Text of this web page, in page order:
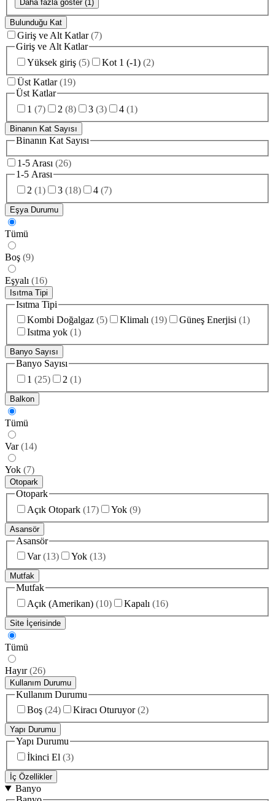
Daha fazla göster (1)
Bulunduğu Kat
Giriş ve Alt Katlar (7)
Giriş ve Alt Katlar
Yüksek giriş (5) Kot 1 (-1) (2)
Üst Katlar (19)
Üst Katlar
1 (7) 2 (8) 3 (3) 4 (1)
Binanın Kat Sayısı
Binanın Kat Sayısı
1-5 Arası (26)
1-5 Arası
2 (1) 3 (18) 4 (7)
Eşya Durumu
Tümü
Boş (9)
Eşyalı (16)
Isıtma Tipi
Isıtma Tipi
Kombi Doğalgaz (5) Klimalı (19) Güneş Enerjisi (1)
Isıtma yok (1)
Banyo Sayısı
Banyo Sayısı
1 (25) 2 (1)
Balkon
Tümü
Var (14)
Yok (7)
Otopark
Otopark
Açık Otopark (17) Yok (9)
Asansör
Asansör
Var (13) Yok (13)
Mutfak
Mutfak
Açık (Amerikan) (10) Kapalı (16)
Site İçerisinde
Tümü
Hayır (26)
Kullanım Durumu
Kullanım Durumu
Boş (24) Kiracı Oturuyor (2)
Yapı Durumu
Yapı Durumu
İkinci El (3)
İç Özellikler
Banyo